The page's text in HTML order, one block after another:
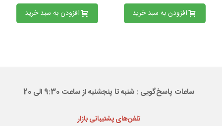
افزودن به سبد خرید افزودن به سبد خرید
ساعات پاسخ‌گویی : شنبه تا پنجشنبه از ساعت 9:30 الی 20
تلفن‌های پشتیبانی بازار